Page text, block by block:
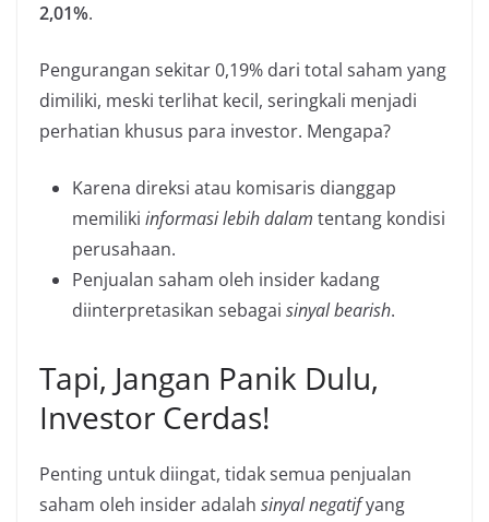
2,01%.
Pengurangan sekitar 0,19% dari total saham yang
dimiliki, meski terlihat kecil, seringkali menjadi
perhatian khusus para investor. Mengapa?
Karena direksi atau komisaris dianggap
memiliki informasi lebih dalam tentang kondisi
perusahaan.
Penjualan saham oleh insider kadang
diinterpretasikan sebagai sinyal bearish.
Tapi, Jangan Panik Dulu,
Investor Cerdas!
Penting untuk diingat, tidak semua penjualan
saham oleh insider adalah sinyal negatifyang